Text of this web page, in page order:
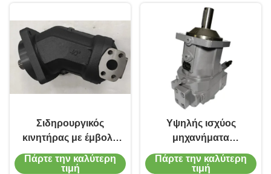
Σιδηρουργικός
κινητήρας με έμβολο
180cc 400 bar A2FM
Υδραυλικός
Πάρτε την καλύτερη
τιμή
Υψηλής ισχύος
μηχανήματα
κατασκευής
κινητήρας έμβολο
Πάρτε την καλύτερη
τιμή